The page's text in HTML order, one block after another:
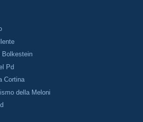
Bolkestein
Pd
Cortina
della Meloni